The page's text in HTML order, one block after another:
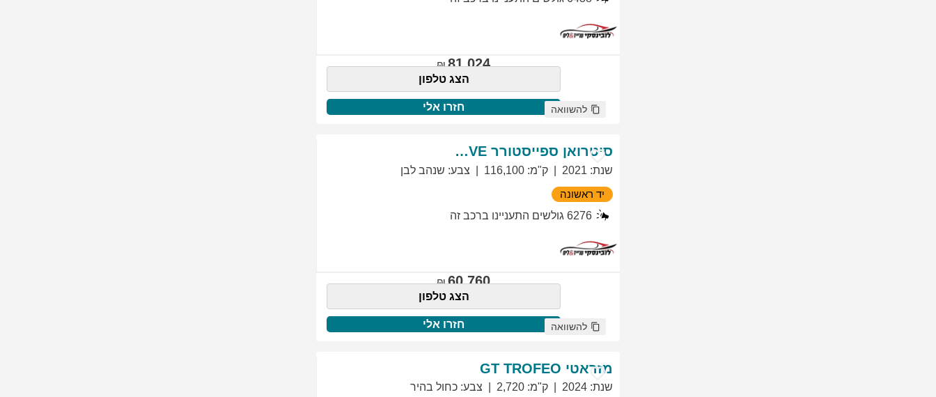
81,024
הצג טלפון
חזרו אלי להשוואה
סיטרואן ספייסטורר EXCLUSIVE
שנת:
2021 ק"מ:
116,100 צבע: שנהב לבן
יד ראשונה
6276 גולשים התעניינו ברכב זה
60,760
הצג טלפון
חזרו אלי להשוואה
מזראטי GT TROFEO
שנת:
2024 ק"מ:
2,720 צבע: כחול בהיר